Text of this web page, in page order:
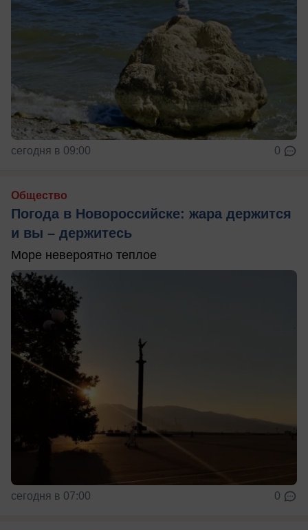
сегодня в 09:00 0
Общество
Погода в Новороссийске: жара держится
и вы – держитесь
Море невероятно теплое
сегодня в 07:00 0